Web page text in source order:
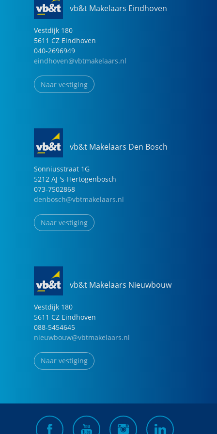
een groot dakterras, berging en moderne
voorzieningen op een centrale locatie in Eindhoven.
Een mooie kans voor starters of alleenstaanden die
comfortabel willen wonen met alles binnen
handbereik.
Nieuwsgierig geworden? Neem gerust contact met
ons op voor een bezichtiging van Greefstraat 3A.
vb&t Makelaars Eindhoven
Vestdijk 180
5611 CZ Eindhoven
040-2696949
eindhoven@vbtmakelaars.nl
Naar vestiging
vb&t Makelaars Den Bosch
Sonniusstraat 1G
5212 AJ 's-Hertogenbosch
073-7502868
denbosch@vbtmakelaars.nl
Naar vestiging
vb&t Makelaars Nieuwbouw
Vestdijk 180
5611 CZ Eindhoven
088-5454645
nieuwbouw@vbtmakelaars.nl
Naar vestiging